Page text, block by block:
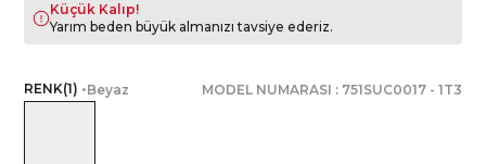
Küçük Kalıp!
Yarım beden büyük almanızı tavsiye ederiz.
RENK(1) •Beyaz MODEL NUMARASI : 751SUC0017- 1T3